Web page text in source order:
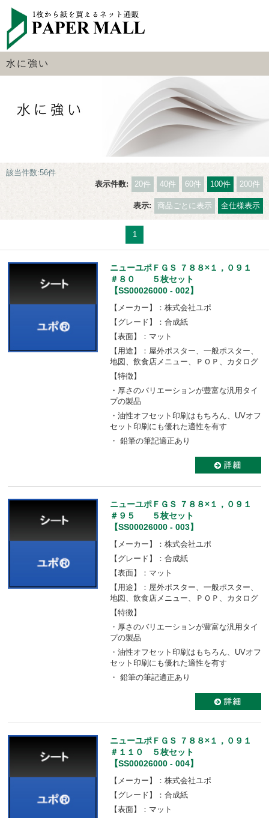
水に強い
該当件数:56件
表示件数:
20件 40件 60件 100件 200件
表示: 商品ごとに表示 全仕様表示
1
ニューユポＦＧＳ ７８８×１，０９１
＃８０ ５枚セット
【SS00026000 - 002】
【メーカー】：株式会社ユポ
【グレード】：合成紙
【表面】：マット
【用途】：屋外ポスター、一般ポスター、
地図、飲食店メニュー、ＰＯＰ、カタログ
【特徴】
・厚さのバリエーションが豊富な汎用タイ
プの製品
・油性オフセット印刷はもちろん、UVオフ
セット印刷にも優れた適性を有す
・ 鉛筆の筆記適正あり
ニューユポＦＧＳ ７８８×１，０９１
＃９５ ５枚セット
【SS00026000 - 003】
【メーカー】：株式会社ユポ
【グレード】：合成紙
【表面】：マット
【用途】：屋外ポスター、一般ポスター、
地図、飲食店メニュー、ＰＯＰ、カタログ
【特徴】
・厚さのバリエーションが豊富な汎用タイ
プの製品
・油性オフセット印刷はもちろん、UVオフ
セット印刷にも優れた適性を有す
・ 鉛筆の筆記適正あり
ニューユポＦＧＳ ７８８×１，０９１
＃１１０ ５枚セット
【SS00026000 - 004】
【メーカー】：株式会社ユポ
【グレード】：合成紙
【表面】：マット